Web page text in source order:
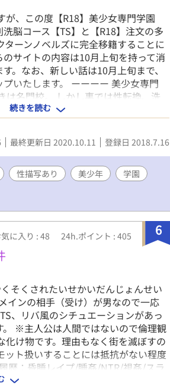
が、この度【R18】美少女専門学園
脳コース【TS】と【R18】注文の多
ターンノベルズに完全移籍することに
サイトの内容は10月上旬を持って消
。なお、新しい話は10月上旬まで、
いたします。 ーーーー 美少女専門
は名門校。 しかし裏では性転換、洗
は思えないほど可愛らしい顔をした橘
ーマルな男の子だ。 そんな彼の人生
園に入った ころから狂い始める。 果
も心も女性にされてしまうのか。 男性
リーである。 ◆はHシーンありで
章を順次公開予定です。
n4811fy/1/ キーワード： 密室
性転換、TS、ＴＳ、倒錯、性感開
年、学園、性描写あり、メス化、雌
メス堕ち、ショタ、ロリ、セーラー
、あまあま、和姦、BL? 、変態、
、可愛い受け、らぶえっち、無理や
ーガズム、VR、仮想現実 ーーーー
ています。なるべくまとめて最小限
ご迷惑をおかけすることをお詫びい
トルの通りです。性描写、性転換が
ださい。
続きを読む
最終更新日 2020.10.11 登録日 2018.7.16
性描写あり 美少年
学園
6
に入り : 48 24h.ポイント : 405
くされたいせかいだんじょんせい
インの相手（受け）が男なので一応
、リバ風のシチュエーションがあっ
。 ※主人公は人間ではないので倫理観
け物です。理由もなく街を滅ぼすの
ト扱いすることには抵抗がない程度
歴：昏睡レイプ/睡姦/NTR/視姦/スラ